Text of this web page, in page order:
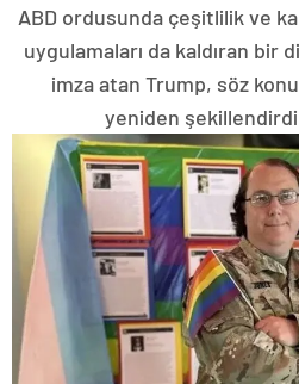
ABD ordusunda çeşitlilik ve
uygulamaları da kaldıran bir
imza atan Trump, söz
yeniden